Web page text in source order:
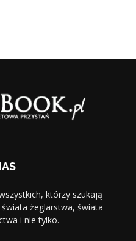
którzy szukają
żeglarstwa, świata
i nie tylko.